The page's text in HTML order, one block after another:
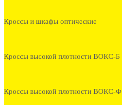
Кроссы и шкафы оптические
Кроссы высокой плотности ВОКС-Б
Кроссы высокой плотности ВОКС-Ф